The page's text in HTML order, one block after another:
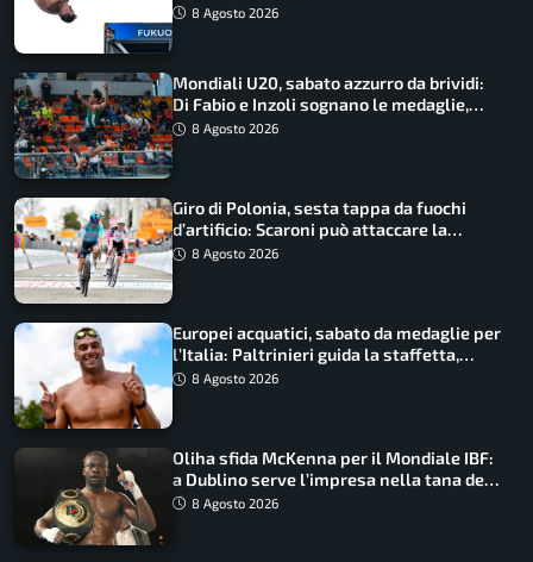
8 Agosto 2026
Mondiali U20, sabato azzurro da brividi:
Di Fabio e Inzoli sognano le medaglie,
Castellani e Succo in finale
8 Agosto 2026
Giro di Polonia, sesta tappa da fuochi
d’artificio: Scaroni può attaccare la
maglia di Lemmen
8 Agosto 2026
Europei acquatici, sabato da medaglie per
l’Italia: Paltrinieri guida la staffetta,
Barnabà sogna l’oro dalle grandi altezze
8 Agosto 2026
Oliha sfida McKenna per il Mondiale IBF:
a Dublino serve l’impresa nella tana del
lupo8 Agosto 2026